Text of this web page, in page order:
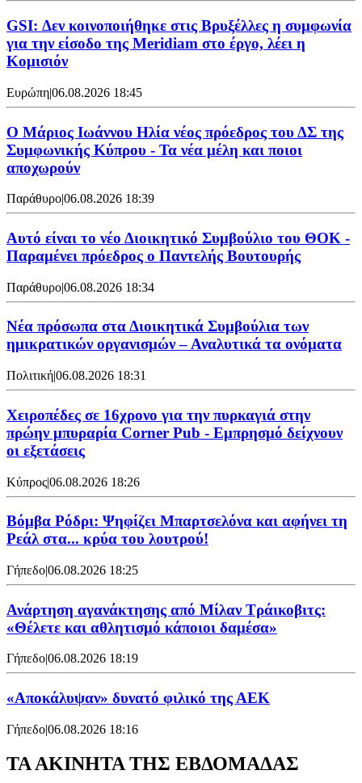
GSI: Δεν κοινοποιήθηκε στις Βρυξέλλες η συμφωνία
για την είσοδο της Meridiam στο έργο, λέει η
Κομισιόν
Ευρώπη|06.08.2026 18:45
Ο Μάριος Ιωάννου Ηλία νέος πρόεδρος του ΔΣ της
Συμφωνικής Κύπρου - Τα νέα μέλη και ποιοι
αποχωρούν
Παράθυρο|06.08.2026 18:39
Αυτό είναι το νέο Διοικητικό Συμβούλιο του ΘΟΚ -
Παραμένει πρόεδρος ο Παντελής Βουτουρής
Παράθυρο|06.08.2026 18:34
Νέα πρόσωπα στα Διοικητικά Συμβούλια των
ημικρατικών οργανισμών – Αναλυτικά τα ονόματα
Πολιτική|06.08.2026 18:31
Χειροπέδες σε 16χρονο για την πυρκαγιά στην
πρώην μπυραρία Corner Pub - Εμπρησμό δείχνουν
οι εξετάσεις
Κύπρος|06.08.2026 18:26
Βόμβα Ρόδρι: Ψηφίζει Μπαρτσελόνα και αφήνει τη
Ρεάλ στα... κρύα του λουτρού!
Γήπεδο|06.08.2026 18:25
Ανάρτηση αγανάκτησης από Μίλαν Τράικοβιτς:
«Θέλετε και αθλητισμό κάποιοι δαμέσα»
Γήπεδο06.08.2026 18:19
«Αποκάλυψαν» δυνατό φιλικό της ΑΕΚ
Γήπεδο|06.08.2026 18:16
ΤΑ ΑΚΙΝΗΤΑ ΤΗΣ ΕΒΔΟΜΑΔΑΣ